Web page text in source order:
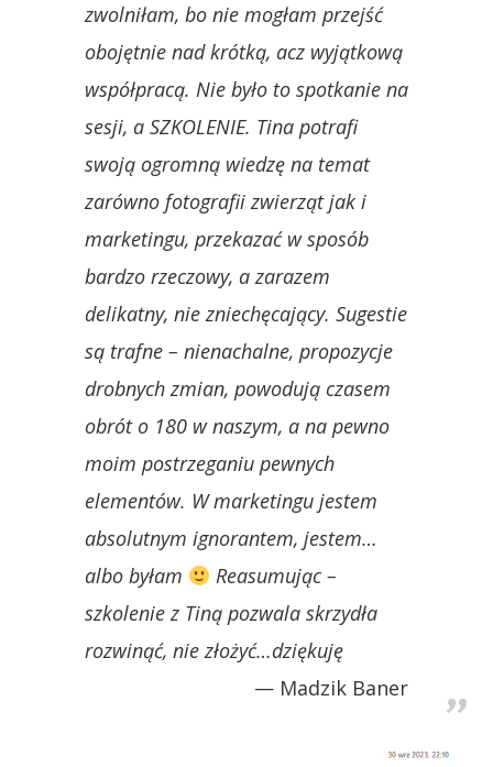
zwolniłam, bo nie mogłam przejść
obojętnie nad krótką, acz wyjątkową
współpracą. Nie było to spotkanie na
sesji, a SZKOLENIE. Tina potrafi
swoją ogromną wiedzę na temat
zarówno fotografii zwierząt jak i
marketingu, przekazać w sposób
bardzo rzeczowy, a zarazem
delikatny, nie zniechęcający. Sugestie
są trafne – nienachalne, propozycje
drobnych zmian, powodują czasem
obrót o 180 w naszym, a na pewno
moim postrzeganiu pewnych
elementów. W marketingu jestem
absolutnym ignorantem, jestem…
albo byłam
Reasumując –
szkolenie z Tiną pozwala skrzydła
rozwinąć, nie złożyć…dziękuję
Madzik Baner